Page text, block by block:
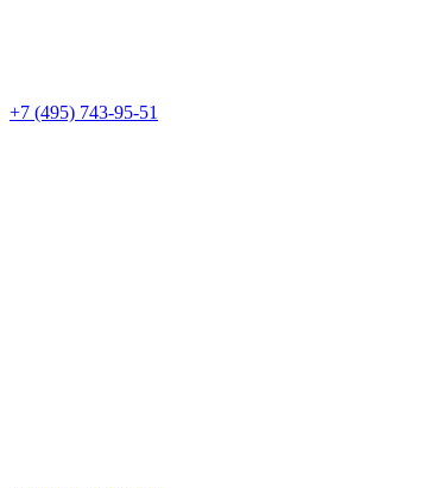
+7 (495) 743-95-51